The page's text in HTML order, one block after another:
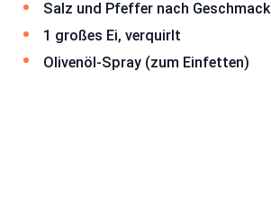
Salz und Pfeffer nach Geschmack
1 großes Ei, verquirlt
Olivenöl-Spray (zum Einfetten)